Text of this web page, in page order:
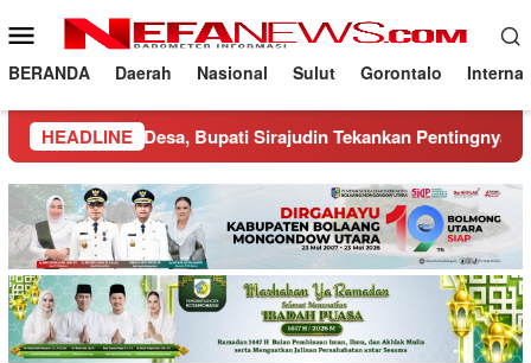
ke
konten
Menu
Mobile
BERANDA Daerah Nasional Sulut Gorontalo
HEADLINE
Bupati Sirajudin Tekankan Pentingnya Sinergi Desa